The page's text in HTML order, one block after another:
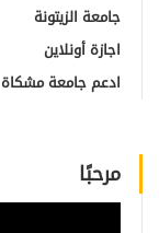
جامعة الزيتونة
اجازة أونلاين
ادعم جامعة مشكاة
مرحبًا